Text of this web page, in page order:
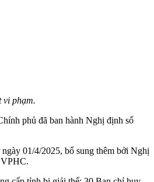
vi phạm.
phủ đã ban hành Nghị định số
01/4/2025, bổ sung thêm bởi Nghị
VPHC.